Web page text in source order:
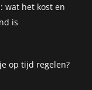
wat het kost en
is
op tijd regelen?